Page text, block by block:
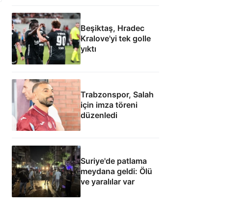
Beşiktaş, Hradec
Kralove'yi tek golle
yıktı
Trabzonspor, Salah
için imza töreni
düzenledi
Suriye'de patlama
meydana geldi: Ölü
ve yaralılar var